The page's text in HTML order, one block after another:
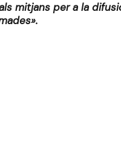
mitjans per a la